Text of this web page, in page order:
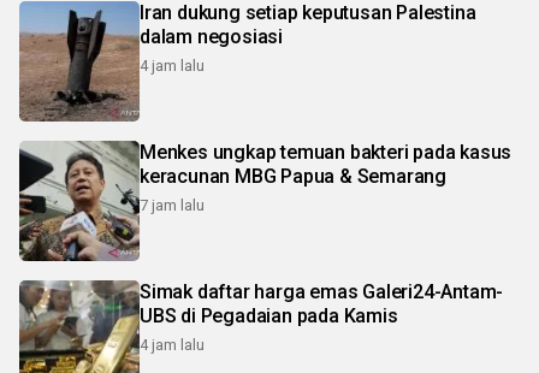
Iran dukung setiap keputusan Palestina
dalam negosiasi
4 jam lalu
Menkes ungkap temuan bakteri pada kasus
keracunan MBG Papua & Semarang
7 jam lalu
Simak daftar harga emas Galeri24-Antam-
UBS di Pegadaian pada Kamis
4 jam lalu